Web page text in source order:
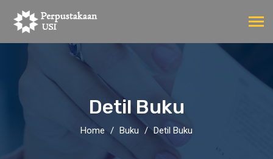
Detil Buku
Home Buku Detil Buku